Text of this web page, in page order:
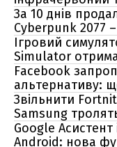
За 10 днів
Cyberpunk 2077
Ігровий
Simulator
Facebook
альтернативу:
Звільнити
Samsung
Google
Android: нова